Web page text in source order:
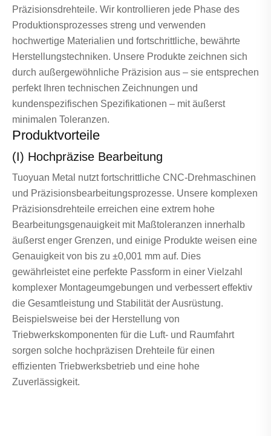
Präzisionsdrehteile. Wir kontrollieren jede Phase des
Produktionsprozesses streng und verwenden
hochwertige Materialien und fortschrittliche, bewährte
Herstellungstechniken. Unsere Produkte zeichnen sich
durch außergewöhnliche Präzision aus – sie entsprechen
perfekt Ihren technischen Zeichnungen und
kundenspezifischen Spezifikationen – mit äußerst
minimalen Toleranzen.
Produktvorteile
(I) Hochpräzise Bearbeitung
Tuoyuan Metal nutzt fortschrittliche CNC-Drehmaschinen
und Präzisionsbearbeitungsprozesse. Unsere komplexen
Präzisionsdrehteile erreichen eine extrem hohe
Bearbeitungsgenauigkeit mit Maßtoleranzen innerhalb
äußerst enger Grenzen, und einige Produkte weisen eine
Genauigkeit von bis zu ±0,001 mm auf. Dies
gewährleistet eine perfekte Passform in einer Vielzahl
komplexer Montageumgebungen und verbessert effektiv
die Gesamtleistung und Stabilität der Ausrüstung.
Beispielsweise bei der Herstellung von
Triebwerkskomponenten für die Luft- und Raumfahrt
sorgen solche hochpräzisen Drehteile für einen
effizienten Triebwerksbetrieb und eine hohe
Zuverlässigkeit.